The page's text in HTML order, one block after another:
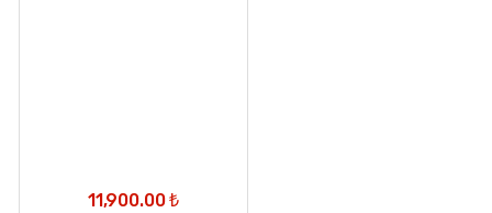
11,900.00₺